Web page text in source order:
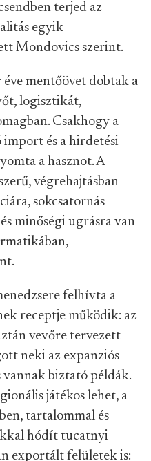
terjed az
egyik
Mondovics szerint.
mentőövet dobtak a
logisztikát,
Csakhogy a
import és a hirdetési
a hasznot. A
végrehajtásban
sokcsatornás
minőségi ugrásra van
felhívta a
receptje működik: az
vevőre tervezett
neki az expanziós
biztató példák.
játékos lehet, a
tartalommal és
hódít tucatnyi
exportált felületek is: